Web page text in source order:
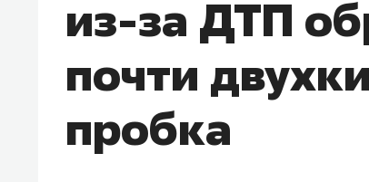
из-за ДТП
почти
пробка